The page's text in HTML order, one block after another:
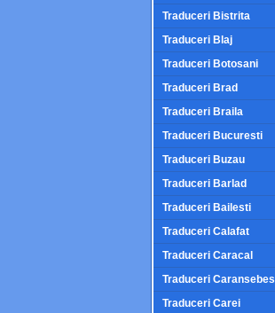
Traduceri Bistrita
Traduceri Blaj
Traduceri Botosani
Traduceri Brad
Traduceri Braila
Traduceri Bucuresti
Traduceri Buzau
Traduceri Barlad
Traduceri Bailesti
Traduceri Calafat
Traduceri Caracal
Traduceri Caransebes
Traduceri Carei